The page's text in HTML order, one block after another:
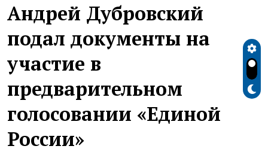
Андрей Дубровский
подал документы на
участие в
предварительном
голосовании «Единой
России»